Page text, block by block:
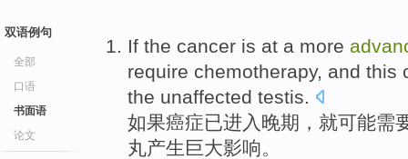
双语例句
全部
口语
书面语
论文
If the cancer is at a more
require chemotherapy, and this
the unaffected testis.
如果癌症已进入 晚期 ， 就可能需
丸产生 巨大影响。